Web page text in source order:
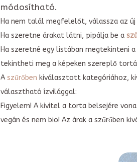
módosítható.
Ha nem talál megfelelőt, válassza az új
Ha szeretne árakat látni, pipálja be a
Ha szeretné egy listában
tekintheti meg a képeken szereplő
A szűrőben kiválasztott kategóriához,
választható ízvilággal:
Figyelem! A kivitel a torta belsejére
vegán és nem bio! Az árak a szűrőben